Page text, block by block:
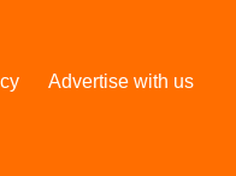
Advertise with us